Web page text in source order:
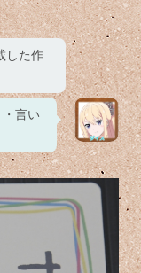
した作
言い